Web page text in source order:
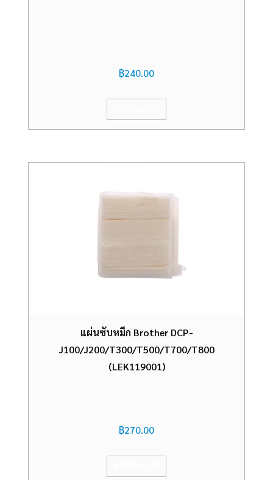
฿240.00
แผ่นซับหมึก Brother DCP-
J100/J200/T300/T500/T700/T800
(LEK119001)
฿270.00